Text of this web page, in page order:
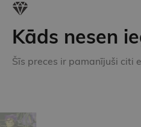
Kāds nesen
Šīs preces ir pamanījuši citi